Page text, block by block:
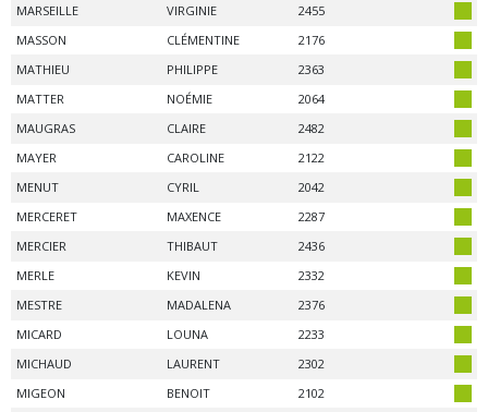
MARSEILLE
VIRGINIE
2455
MASSON
CLÉMENTINE
2176
MATHIEU
PHILIPPE
2363
MATTER
NOÉMIE
2064
MAUGRAS
CLAIRE
2482
MAYER
CAROLINE
2122
MENUT
CYRIL
2042
MERCERET
MAXENCE
2287
MERCIER
THIBAUT
2436
MERLE
KEVIN
2332
MESTRE
MADALENA
2376
MICARD
LOUNA
2233
MICHAUD
LAURENT
2302
MIGEON
BENOIT
2102